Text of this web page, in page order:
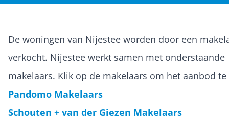
De woningen van Nijestee worden door een
verkocht. Nijestee werkt samen met onderstaande
makelaars. Klik op de makelaars om het aanbod
Pandomo Makelaars
Schouten + van der Giezen Makelaars